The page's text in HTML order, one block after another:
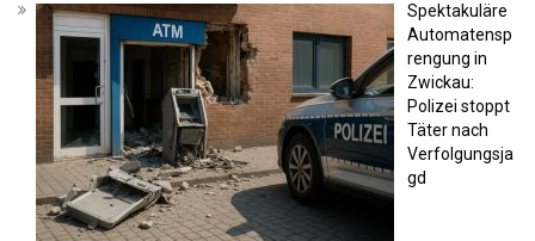
Spektakuläre
Automatensp
rengung in
Zwickau:
Polizei stoppt
Täter nach
Verfolgungsja
gd